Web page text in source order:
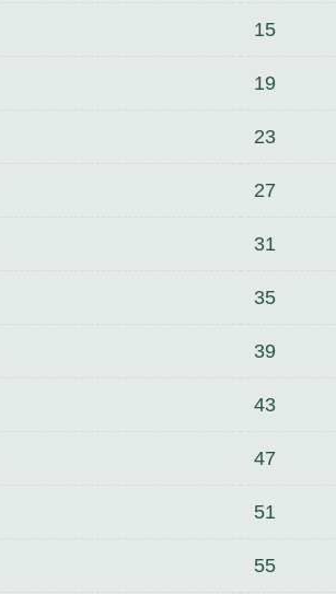
15
19
23
27
31
35
39
43
47
51
55